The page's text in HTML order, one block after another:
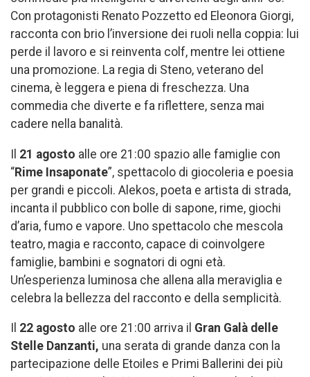
Con protagonisti Renato Pozzetto ed Eleonora Giorgi,
racconta con brio l’inversione dei ruoli nella coppia: lui
perde il lavoro e si reinventa colf, mentre lei ottiene
una promozione. La regia di Steno, veterano del
cinema, è leggera e piena di freschezza. Una
commedia che diverte e fa riflettere, senza mai
cadere nella banalità.
Il 21 agosto alle ore 21:00 spazio alle famiglie con
“Rime Insaponate”, spettacolo di giocoleria e poesia
per grandi e piccoli. Alekos, poeta e artista di strada,
incanta il pubblico con bolle di sapone, rime, giochi
d’aria, fumo e vapore. Uno spettacolo che mescola
teatro, magia e racconto, capace di coinvolgere
famiglie, bambini e sognatori di ogni età.
Un’esperienza luminosa che allena alla meraviglia e
celebra la bellezza del racconto e della semplicità.
22 agosto alle ore 21:00 arriva il Gran Galà delle
Stelle Danzanti, una serata di grande danza con la
partecipazione delle Etoiles e Primi Ballerini dei più